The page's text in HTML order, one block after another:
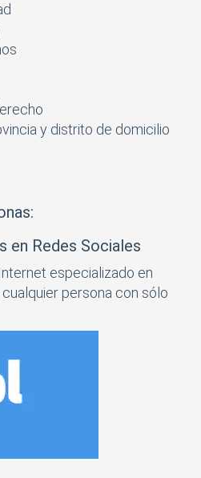
y distrito de domicilio
en Redes Sociales
especializado en
persona con sólo